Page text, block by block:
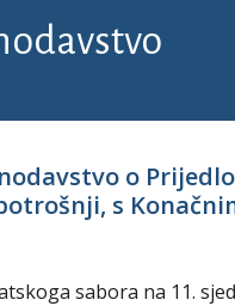
o
s
sabora na 11.